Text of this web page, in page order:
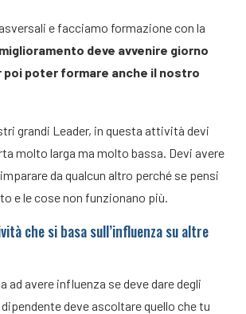
e facciamo formazione con la
deve avvenire giorno
poi poter formare anche il nostro
grandi Leader, in questa attività devi
molto larga ma molto bassa. Devi avere
da qualcun altro perché se pensi
e le cose non funzionano più.
che si basa sull’influenza su altre
ad avere influenza se deve dare degli
deve ascoltare quello che tu